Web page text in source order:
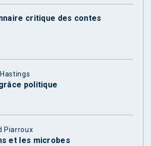
critique des contes
politique
Piarroux
et les microbes